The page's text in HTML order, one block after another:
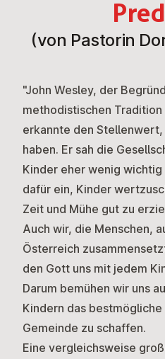
(von Pastorin
"John Wesley, der
methodistischen
erkannte den
haben. Er sah die
Kinder eher wenig
dafür ein, Kinder
Zeit und Mühe gut zu
Auch wir, die Menschen,
Österreich
den Gott uns mit jedem
Darum bemühen wir uns
Kindern das
Gemeinde zu schaffen.
Eine vergleichsweise